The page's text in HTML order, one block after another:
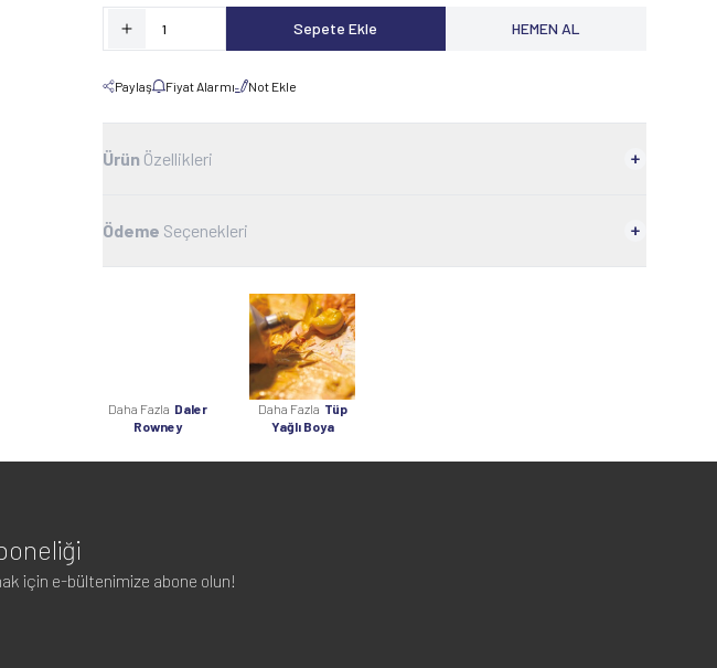
Sepete Ekle HEMEN AL
Paylaş Fiyat Alarmı Not Ekle
Ürün Özellikleri
Ödeme Seçenekleri
Daha Fazla Daler
Rowney
Daha Fazla Tüp
Yağlı Boya
için e-bültenimize abone olun!